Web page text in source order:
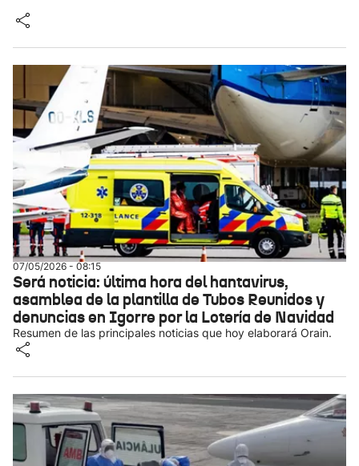
07/05/2026 - 08:15
Será noticia: última hora del hantavirus,
asamblea de la plantilla de Tubos Reunidos y
denuncias en Igorre por la Lotería de Navidad
Resumen de las principales noticias que hoy elaborará Orain.